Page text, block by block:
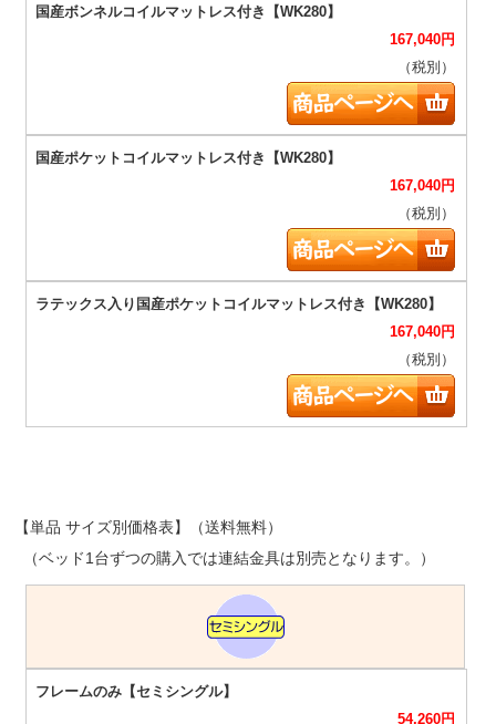
167,040円
（税別）
167,040円
（税別）
167,040円
（税別）
【単品 サイズ別価格表】（送料無料）
（ベッド1台ずつの購入では連結金具は別売となります。）
54,260円